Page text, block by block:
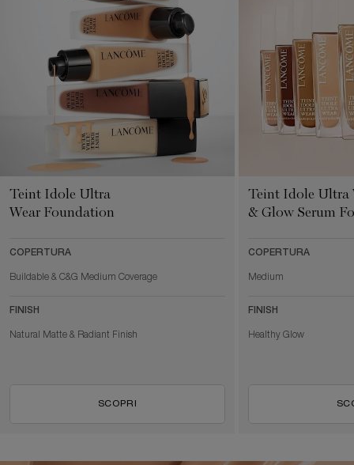
Teint Idole Ultra
Wear Foundation
COPERTURA
Buildable & C&G Medium Coverage
FINISH
Natural Matte & Radiant Finish
SCOPRI
Teint Idole Ultra
& Glow Serum
COPERTURA
Medium
FINISH
Healthy Glow